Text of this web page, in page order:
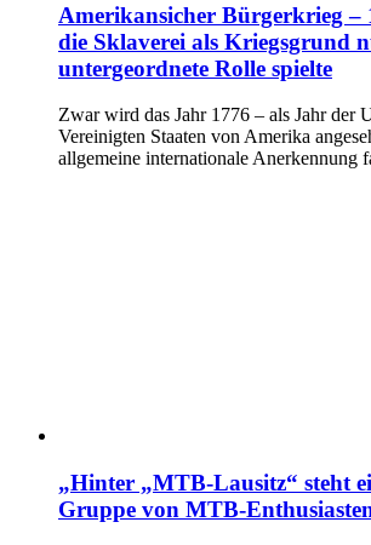
Amerikansicher Bürgerkrieg –
die Sklaverei als Kriegsgrund
untergeordnete Rolle spielte
Zwar wird das Jahr 1776 – als Jahr der
Vereinigten Staaten von Amerika
allgemeine internationale Anerkennung
„Hinter „MTB-Lausitz“ steht
Gruppe von MTB-